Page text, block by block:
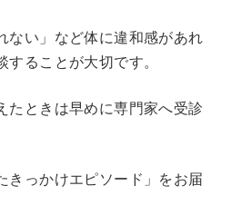
ない」など体に違和感があれ
ることが大切です。
たときは早めに専門家へ受診
きっかけエピソード」をお届